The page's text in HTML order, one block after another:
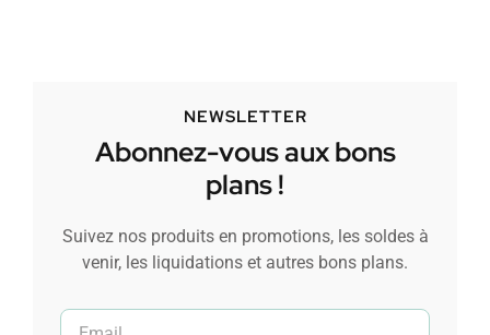
NEWSLETTER
Abonnez-vous aux bons
plans !
Suivez nos produits en promotions, les soldes à
venir, les liquidations et autres bons plans.